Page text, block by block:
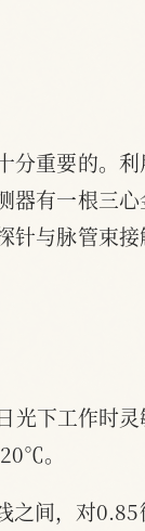
重要的。
有一根三心
与脉管束
光下工作时
。
间，对